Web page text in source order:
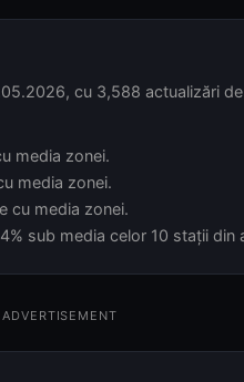
cu 3,588 actualizări
media zonei.
media zonei.
cu media zonei.
sub media celor 10 stații din
ADVERTISEMENT